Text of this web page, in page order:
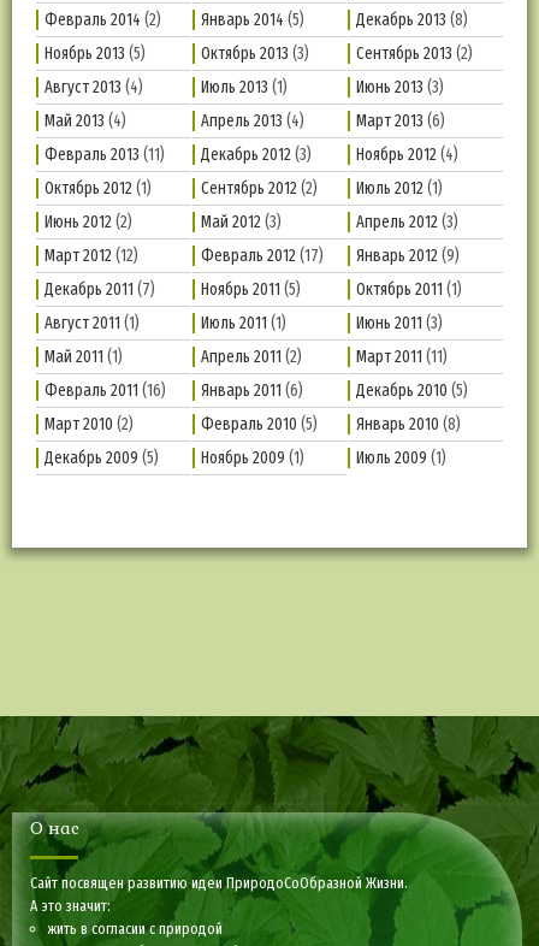
Февраль 2014 (2) Январь 2014 (5) Декабрь 2013 (8)
Ноябрь 2013 (5) Октябрь 2013 (3) Сентябрь 2013 (2)
Август 2013 (4) Июль 2013 (1) Июнь 2013 (3)
Май 2013 (4) Апрель 2013 (4) Март 2013 (6)
Февраль 2013 (11) Декабрь 2012(3) Ноябрь 2012(4)
Октябрь 2012(1) Сентябрь 2012(2) Июль 2012(1)
Июнь 2012(2) Май 2012(3) Апрель 2012(3)
Март 2012(12) Февраль 2012(17) Январь 2012(9)
Декабрь 2011 (7) Ноябрь 2011 (5) Октябрь 2011 (1)
Август 2011 (1) Июль 2011 (1) Июнь 2011 (3)
Май 2011 (1) Апрель 2011 (2) Март 2011 (11)
Февраль 2011 (16) Январь 2011 (6) Декабрь 2010 (5)
Март 2010 (2) Февраль 2010 (5) Январь 2010 (8)
Декабрь 2009 (5) Ноябрь 2009 (1) Июль 2009 (1)
О нас
Сайт посвящен развитию идеи ПриродоСоОбразной Жизни.
А это значит:
жить в согласии с природой